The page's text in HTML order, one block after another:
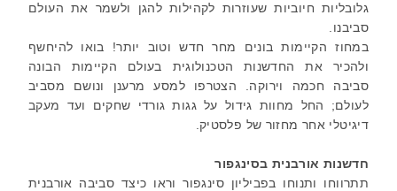
גלובליות חיוביות שעוזרות לקהילות להגן ולשמר את העולם
סביבנו.
במחוז הקיימות בונים מחר חדש וטוב יותר! בואו להיחשף
ולהכיר את החדשנות הטכנולוגית בעולם הקיימות הבונה
סביבה חכמה וירוקה. הצטרפו למסע מרענן ונושם מסביב
לעולם; החל מחוות גידול על גגות גורדי שחקים ועד מעקב
דיגיטלי אחר מחזור של פלסטיק.
חדשנות אורבנית בסינגפור
תתרווחו ותנוחו בפביליון סינגפור וראו כיצד סביבה אורבנית